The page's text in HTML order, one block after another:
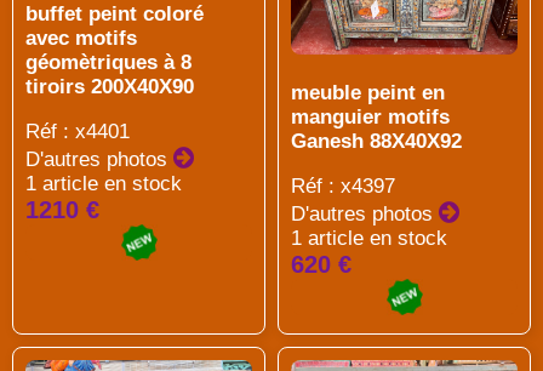
buffet peint coloré
avec motifs
géomètriques à 8
tiroirs 200X40X90
Réf : x4401
D'autres photos
1 article en stock
1210 €
meuble peint en
manguier motifs
Ganesh 88X40X92
Réf : x4397
D'autres photos
1 article en stock
620 €